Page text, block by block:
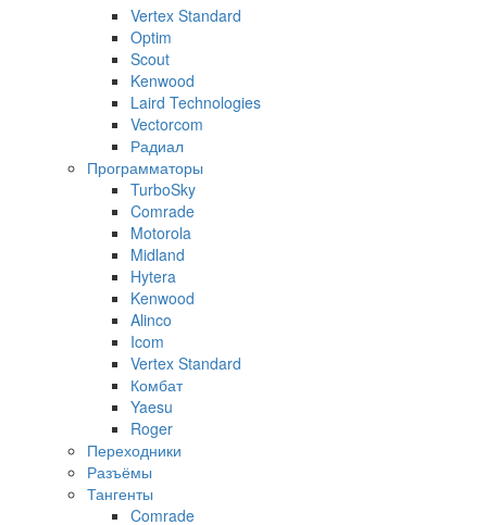
Vertex Standard
Optim
Scout
Kenwood
Laird Technologies
Vectorcom
Радиал
Программаторы
TurboSky
Comrade
Motorola
Midland
Hytera
Kenwood
Alinco
Icom
Vertex Standard
Комбат
Yaesu
Roger
Переходники
Разъёмы
Тангенты
Comrade